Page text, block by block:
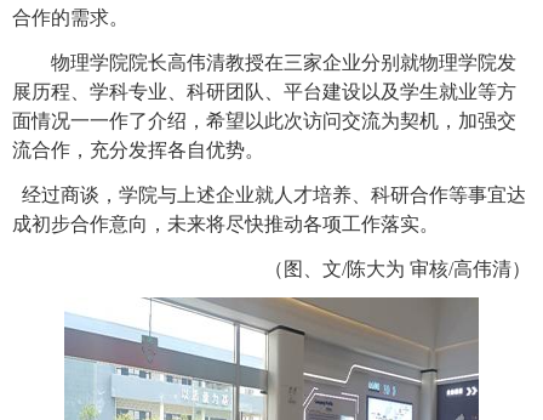
合作的需求。
物理学院院长高伟清教授在三家企业分别就物理学院发
展历程、学科专业、科研团队、平台建设以及学生就业等方
面情况一一作了介绍，希望以此次访问交流为契机，加强交
流合作，充分发挥各自优势。
经过商谈，学院与上述企业就人才培养、科研合作等事宜达
成初步合作意向，未来将尽快推动各项工作落实。
（图、文/陈大为 审核/高伟清）